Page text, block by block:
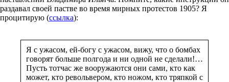
раздавал своей пастве во время мирных протестов 1905? Я
процитирую (ссылка):
Я с ужасом, ей-богу с ужасом, вижу, что о бомбах
говорят больше полгода и ни одной не сделали!…
Пусть тотчас же вооружаются они сами, кто как
может, кто револьвером, кто ножом, кто тряпкой с